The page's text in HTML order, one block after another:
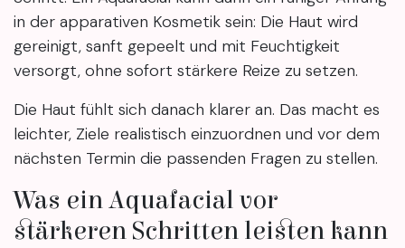
in der apparativen Kosmetik sein: Die Haut wird
gereinigt, sanft gepeelt und mit Feuchtigkeit
versorgt, ohne sofort stärkere Reize zu setzen.
Die Haut fühlt sich danach klarer an. Das macht es
leichter, Ziele realistisch einzuordnen und vor dem
nächsten Termin die passenden Fragen zu stellen.
Was ein Aquafacial vor
stärkeren Schritten leisten kann